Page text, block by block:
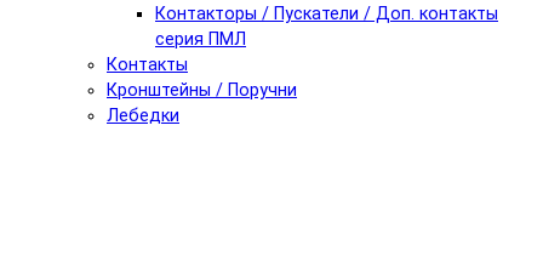
Контакторы / Пускатели / Доп. контакты
серия ПМЛ
Контакты
Кронштейны / Поручни
Лебедки